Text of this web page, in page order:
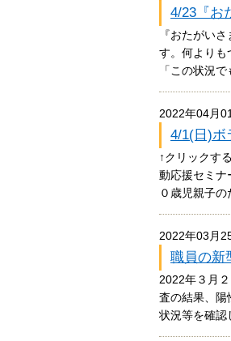
4/23『お
『おたがい
す。何よりも
「この状況
2022年04月
4/1(日)ボ
↑クリックす
動応援セミナ
０歳児親子
2022年03月
職員の新
2022年３月
査の結果、陽
状況等を確